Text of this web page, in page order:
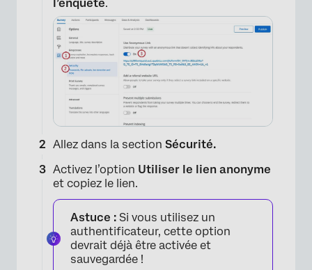
l’enquête.
Allez dans la section Sécurité.
Activez l’option Utiliser le lien anonyme
et copiez le lien.
Astuce : Si vous utilisez un
authentificateur, cette option
devrait déjà être activée et
sauvegardée !